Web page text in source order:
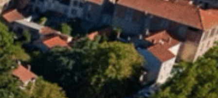
Services pratiques 15 °C